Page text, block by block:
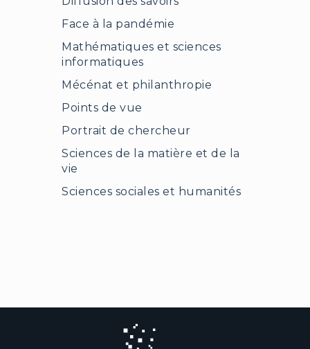
Face à la pandémie
Mathématiques et sciences
informatiques
Mécénat et philanthropie
Points de vue
Portrait de chercheur
Sciences de la matière et de la
vie
Sciences sociales et humanités